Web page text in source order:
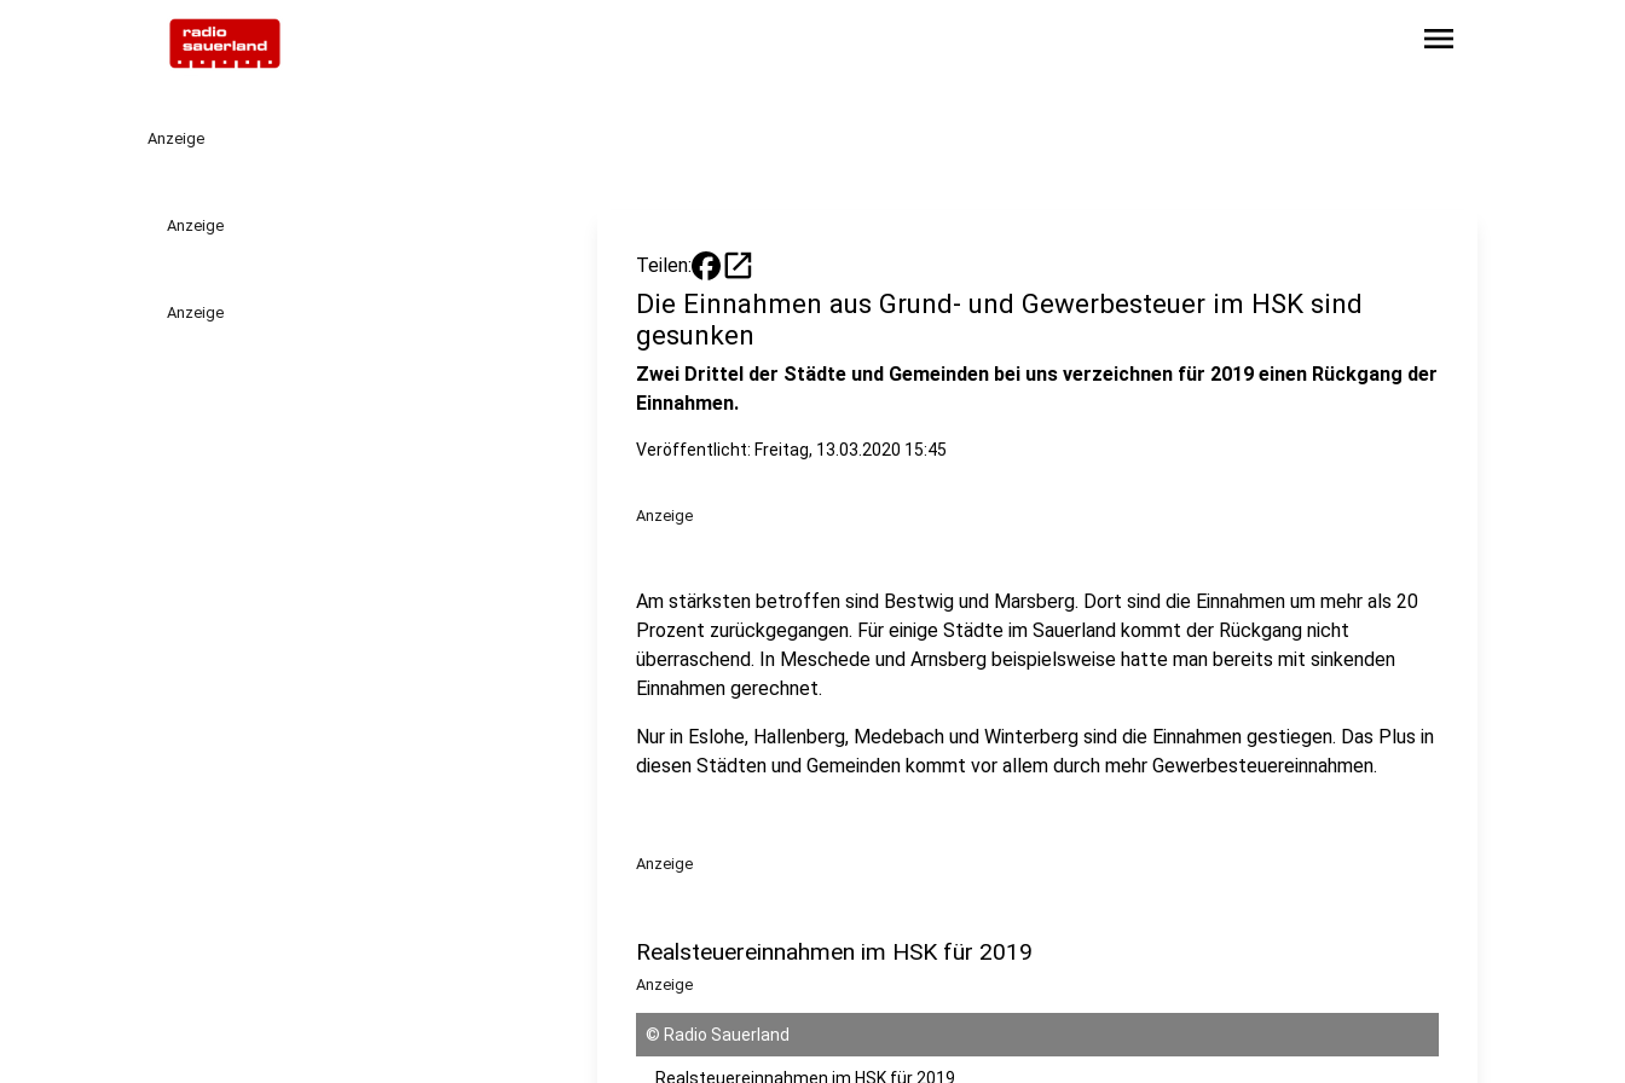
menu
Anzeige
Anzeige
Anzeige
Teilen: open_in_new
Die Einnahmen aus Grund- und Gewerbesteuer im HSK sind
gesunken
Zwei Drittel der Städte und Gemeinden bei uns verzeichnen für 2019 einen Rückgang der
Einnahmen.
Veröffentlicht: Freitag, 13.03.2020 15:45
Anzeige
Am stärksten betroffen sind Bestwig und Marsberg. Dort sind die Einnahmen um mehr als 20
Prozent zurückgegangen. Für einige Städte im Sauerland kommt der Rückgang nicht
überraschend. In Meschede und Arnsberg beispielsweise hatte man bereits mit sinkenden
Einnahmen gerechnet.
Nur in Eslohe, Hallenberg, Medebach und Winterberg sind die Einnahmen gestiegen. Das Plus in
diesen Städten und Gemeinden kommt vor allem durch mehr Gewerbesteuereinnahmen.
Anzeige
Realsteuereinnahmen im HSK für 2019
Anzeige
© Radio Sauerland
Realsteuereinnahmen im HSK für 2019